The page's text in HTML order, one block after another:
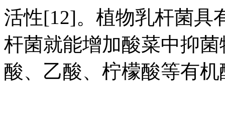
活性[12]。植物乳杆菌具
杆菌就能增加酸菜中抑
酸、乙酸、柠檬酸等有